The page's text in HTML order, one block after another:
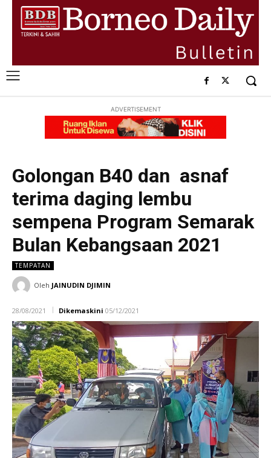
ADVERTISEMENT
Golongan B40 dan asnaf
terima daging lembu
sempena Program Semarak
Bulan Kebangsaan 2021
TEMPATAN
Oleh JAINUDIN DJIMIN
28/08/2021 Dikemaskini 05/12/2021